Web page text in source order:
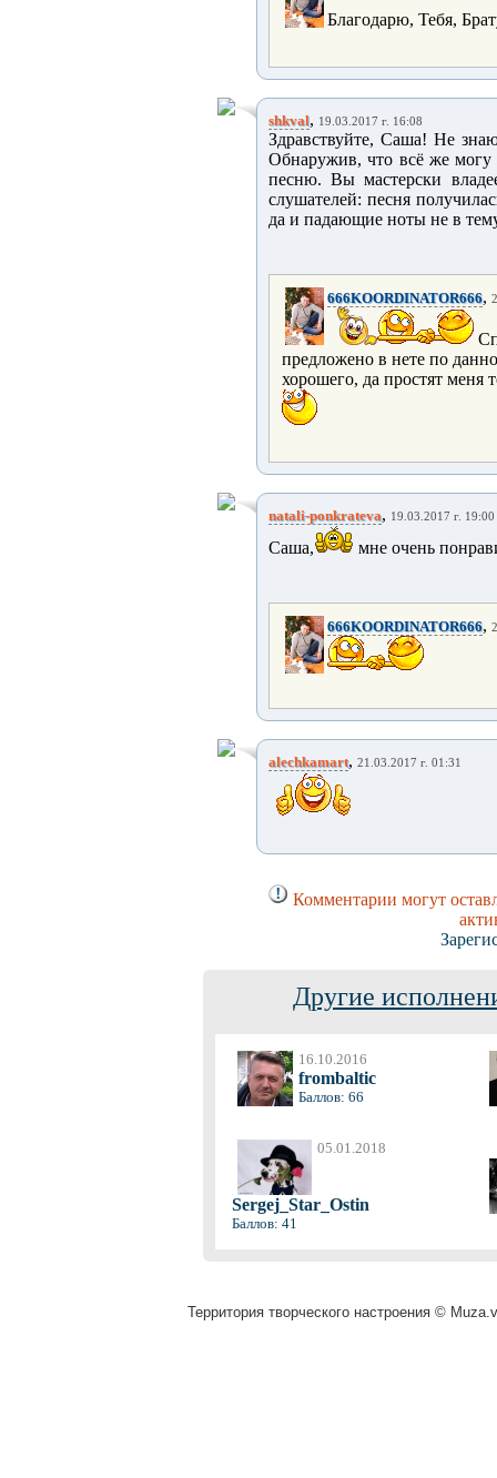
Благодарю, Тебя,
shkval, 19.03.2017 г. 16:08
Здравствуйте, Саша! Не
Обнаружив, что всё же
песню. Вы мастерски
слушателей: песня
да и падающие ноты не в
666KOORDINATOR666,
предложено в нете по
хорошего, да простят меня
natali-ponkrateva, 19.03.2017 г. 19:00
Саша, мне очень
666KOORDINATOR666,
alechkamart, 21.03.2017 г. 01:31
Комментарии могут
Другие
16.10.2016
frombaltic
Баллов: 66
05.01.2018
Sergej_Star_Ostin
Баллов: 41
Территория творческого настроения ©